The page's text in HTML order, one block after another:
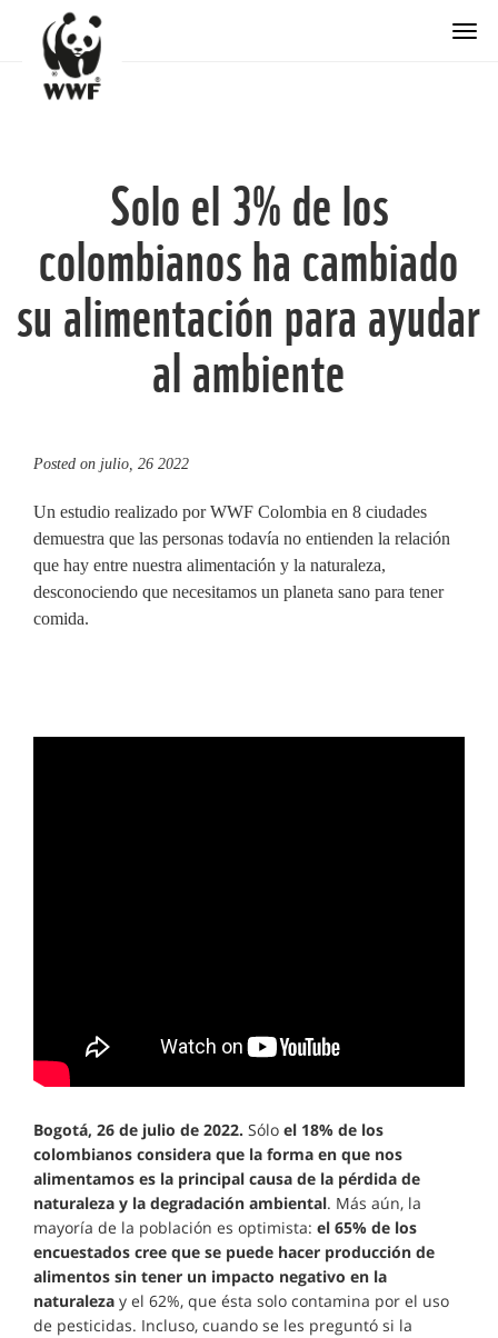
Solo el 3% de los
colombianos ha cambiado
su alimentación para ayudar
al ambiente
Posted on julio, 26 2022
Un estudio realizado por WWF Colombia en 8 ciudades
demuestra que las personas todavía no entienden la relación
que hay entre nuestra alimentación y la naturaleza,
desconociendo que necesitamos un planeta sano para tener
comida.
Bogotá, 26 de julio de 2022. Sólo el 18% de los
colombianos considera que la forma en que nos
alimentamos es la principal causa de la pérdida de
naturaleza y la degradación ambiental. Más aún, la
mayoría de la población es optimista: el 65% de los
encuestados cree que se puede hacer producción de
alimentos sin tener un impacto negativo en la
naturaleza y el 62%, que ésta solo contamina por el uso
de pesticidas. Incluso, cuando se les preguntó si la